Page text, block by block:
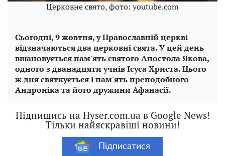
Церковне свято, фото: youtube.com
Сьогодні, 9 жовтня, у Православній церкві
відзначаються два церковні свята. У цей день
вшановується пам'ять святого Апостола Якова,
одного з дванадцяти учнів Ісуса Христа. Цього
ж дня святкується і пам'ять преподобного
Андроніка та його дружини Афанасії.
Підпишись на Hyser.com.ua в Google News!
Тільки найяскравіші новини!
Підписатися